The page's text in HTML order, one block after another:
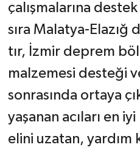
çalışmalarına
sıra Malatya-
tır, İzmir deprem
malzemesi desteği
sonrasında ortaya
yaşanan acıları en
elini uzatan, yardım